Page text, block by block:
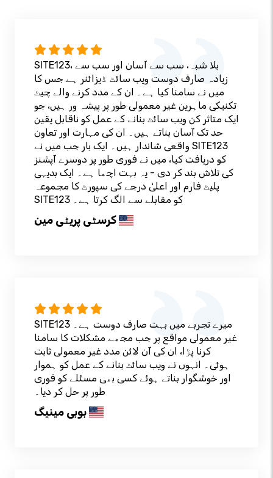
SITE123، بلا شبہ، سب سے آسان اور سب سے
زیادہ صارف دوست ویب سائٹ ڈیزائنر ہے جس کا
میں نے سامنا کیا ہے۔ ان کے مدد کرنے والے چیٹ
تکنیکی ماہرین غیر معمولی طور پر پیشہ ور ہیں، جو
ایک متاثر کن ویب سائٹ بنانے کے عمل کو ناقابل یقین
حد تک آسان بناتے ہیں۔ ان کی مہارت اور تعاون
واقعی شاندار ہیں۔ ایک بار جب میں نے SITE123
کو دریافت کیا، میں نے فوری طور پر دوسرے آپشنز
کی تلاش بند کر دی - یہ بہت اچھا ہے۔ ایک بدیہی
پلیٹ فارم اور اعلیٰ درجے کی سپورٹ کا مجموعہ
SITE123 کو مقابلے سے الگ کرتا ہے۔
کرسٹی پریٹی مین
SITE123 میرے تجربے میں بہت صارف دوست ہے۔
غیر معمولی مواقع پر جب مجھے مشکلات کا سامنا
کرنا پڑا، ان کی آن لائن مدد غیر معمولی ثابت
ہوئی۔ انہوں نے ویب سائٹ بنانے کے عمل کو ہموار
اور خوشگوار بناتے ہوئے کسی بھی مسئلے کو فوری
طور پر حل کر دیا۔
بوبی مینیگ